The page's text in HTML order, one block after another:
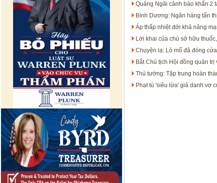
Quảng Ngãi cảnh báo khẩn 2
Bình Dương: Ngăn hàng tấn
Áp thấp nhiệt đới khả năng
Lời khai của chủ sở hữu
Chuyện lạ: Lò mổ đã đóng
Bắt Chủ tịch Hội đồng quản
Thủ tướng: Tập trung hoàn
Phạt tù 'siêu lừa' giả danh vợ